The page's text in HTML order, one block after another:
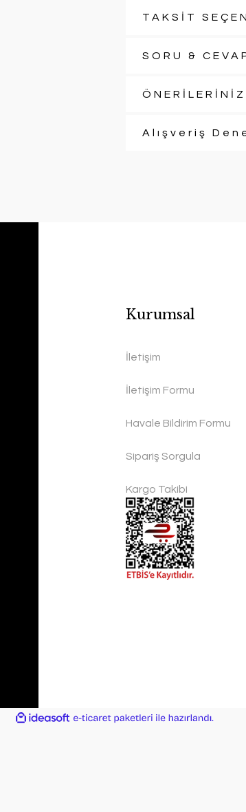
TAKSİT
SORU &
ÖNERİLERİNİZ
Alışveriş
Kurumsal
İletişim
İletişim Formu
Havale Bildirim Formu
Sipariş Sorgula
Kargo Takibi
ideasoft
e-